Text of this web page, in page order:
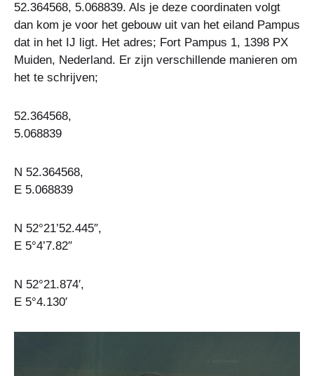
52.364568, 5.068839. Als je deze coordinaten volgt
dan kom je voor het gebouw uit van het eiland Pampus
dat in het IJ ligt. Het adres; Fort Pampus 1, 1398 PX
Muiden, Nederland. Er zijn verschillende manieren om
het te schrijven;
52.364568,
5.068839
N 52.364568,
E 5.068839
N 52°21’52.445″,
E 5°4’7.82″
N 52°21.874′,
E 5°4.130′